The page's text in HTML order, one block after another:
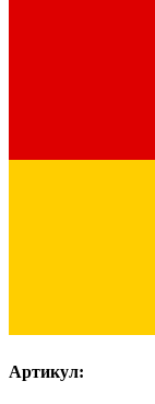
Артикул: